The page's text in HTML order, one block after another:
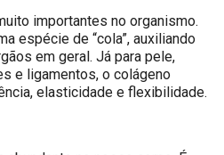
importantes no organismo.
espécie de “cola”, auxiliando
em geral. Já para pele,
e ligamentos, o colágeno
elasticidade e flexibilidade.